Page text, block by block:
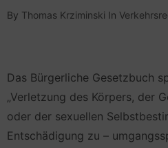
By Thomas Krziminski In
Das Bürgerliche Gesetz­buch
„Verletzung des Körpers, der
oder der sexuellen
Entschädigung zu –